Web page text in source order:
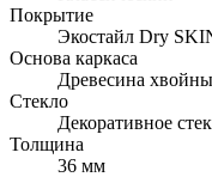
Покрытие
Экостайл Dry
Основа каркаса
Древесина
Стекло
Декоративное
Толщина
36 мм